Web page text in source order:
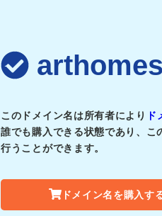
このドメイン名は所有者により ド
誰でも購入できる状態であり、こ
行うことができます。
ドメイン名を購入す